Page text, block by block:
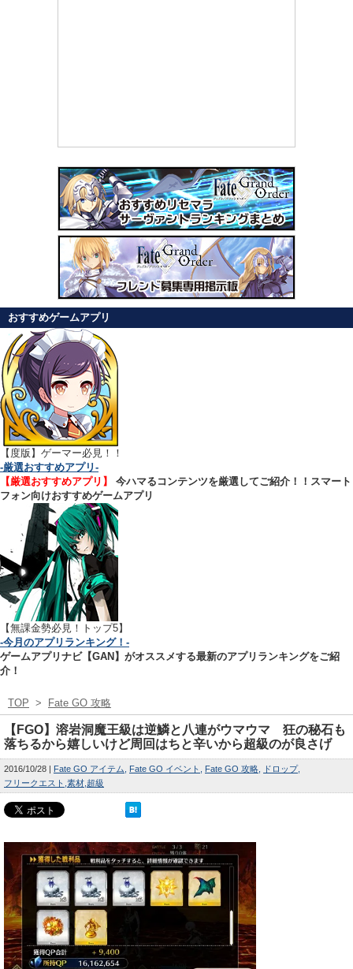
おすすめゲームアプリ
【 度版】ゲーマー必見！！
-厳選おすすめアプリ-
【厳選おすすめアプリ】
今ハマるコンテンツを厳選してご紹介！！スマート
フォン向けおすすめゲームアプリ
【無課金勢必見！トップ5】
-今月のアプリランキング！-
ゲームアプリナビ【GAN】がオススメする最新のアプリランキングをご紹
介！
TOP > Fate GO 攻略
【FGO】溶岩洞魔王級は逆鱗と八連がウマウマ 狂の秘石も
落ちるから嬉しいけど周回はちと辛いから超級のが良さげ
2016/10/28 Fate GO アイテム Fate GO イベント Fate GO 攻略
ドロップ
フリークエスト 素材 超級